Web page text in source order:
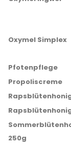
Oxymel Simplex
Pfotenpflege
Propoliscreme
250g